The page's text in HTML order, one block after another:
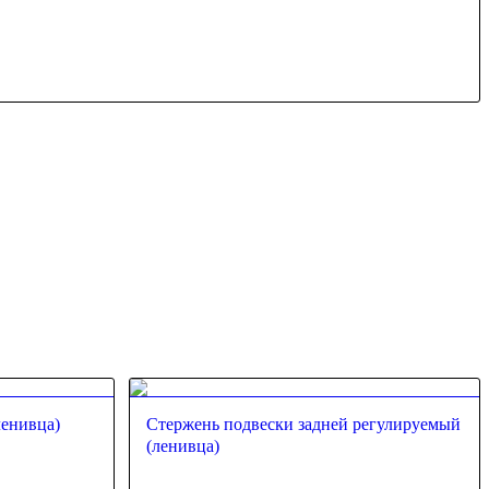
Стержень подвески задней регулируемый
(ленивца)